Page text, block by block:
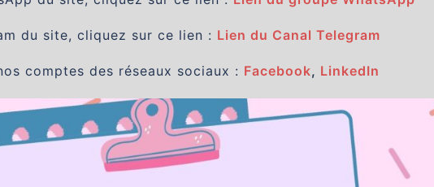
du site, cliquez sur ce lien : Lien du Canal Telegram
comptes des réseaux sociaux : Facebook, LinkedIn